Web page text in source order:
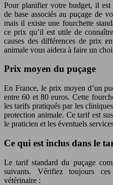
Pour planifier votre budget, il
de base associés au puçage de
mais il existe une fourchette
ce prix qu’il est utile de
causes des différences de prix
animale vous aidera à faire un
Prix moyen du puçage
En France, le prix moyen d’un
entre 60 et 80 euros. Cette
les tarifs pratiqués par les
protection animale. Ce tarif est
le praticien et les éventuels
Ce qui est inclus dans le
Le tarif standard du puçage
suivants. Vérifiez toujours
vétérinaire :